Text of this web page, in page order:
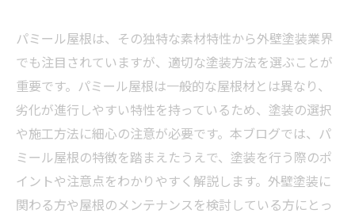
パミール屋根は、その独特な素材特性から外壁塗装業界
でも注目されていますが、適切な塗装方法を選ぶことが
重要です。パミール屋根は一般的な屋根材とは異なり、
劣化が進行しやすい特性を持っているため、塗装の選択
や施工方法に細心の注意が必要です。本ブログでは、パ
ミール屋根の特徴を踏まえたうえで、塗装を行う際のポ
イントや注意点をわかりやすく解説します。外壁塗装に
関わる方や屋根のメンテナンスを検討している方にとっ